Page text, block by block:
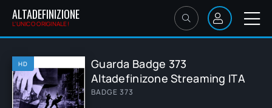
ALTADEFINIZIONE
L'UNICO ORIGINALE!
HD
Guarda Badge 373
Altadefinizone Streaming ITA
BADGE 373